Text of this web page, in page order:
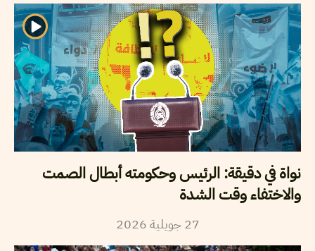
نواة في دقيقة: الرئيس وحكومته أبطال الصمت
والاختفاء وقت الشدة
27 جويلية2026